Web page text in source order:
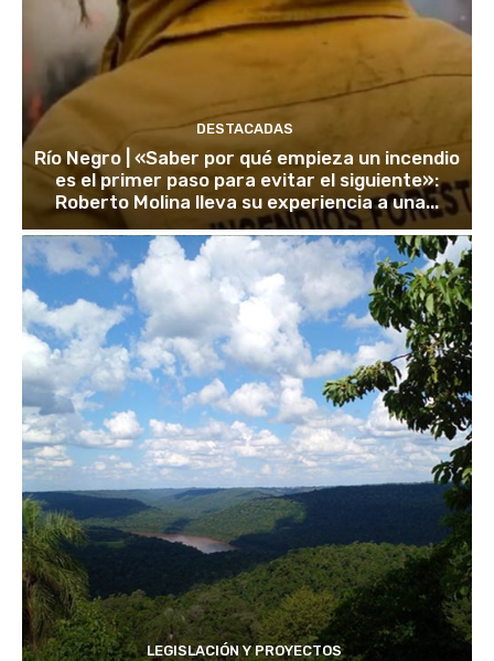
DESTACADAS
Río Negro | «Saber por qué empieza un incendio
es el primer paso para evitar el siguiente»:
Roberto Molina lleva su experiencia a una...
LEGISLACIÓN Y PROYECTOS